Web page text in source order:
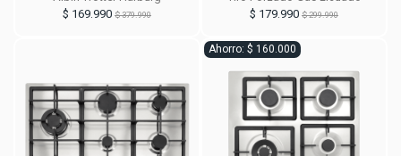
$ 169.990 $ 379.990
$ 179.990 $ 299.990
Ahorro: $ 160.000